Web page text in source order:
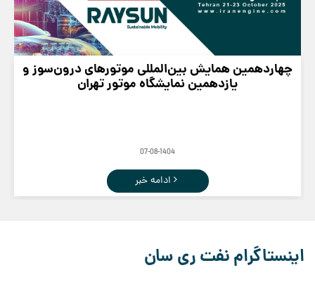
چهاردهمین همایش بین‌المللی موتورهای درون‌سوز و
یازدهمین نمایشگاه موتور تهران
07-08-1404
ادامه خبر
اینستاگرام نفت ری سان